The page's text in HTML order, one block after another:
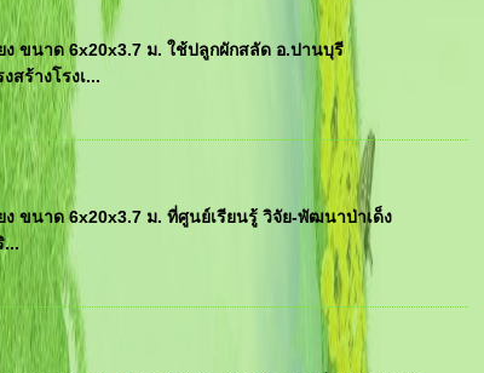
ขนาด 6x20x3.7 ม. ใช้ปลูกผักสลัด อ.ปานบุรี
ร้างโรงเ...
ขนาด 6x20x3.7 ม. ที่ศูนย์เรียนรู้ วิจัย-พัฒนาป่าเด็ง